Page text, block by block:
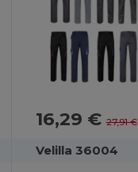
16,29 €27,91 €
Velilla 36004